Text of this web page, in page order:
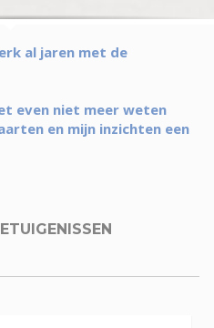
al jaren met de
even niet meer weten
en mijn inzichten een